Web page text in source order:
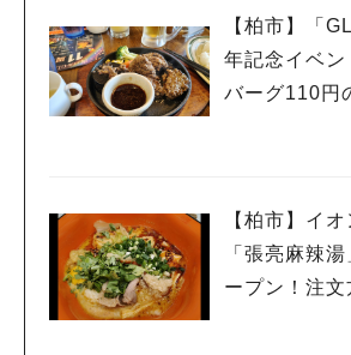
【柏市】「
年記念イベン
バーグ110円
【柏市】イ
「張亮麻辣
ープン！注文